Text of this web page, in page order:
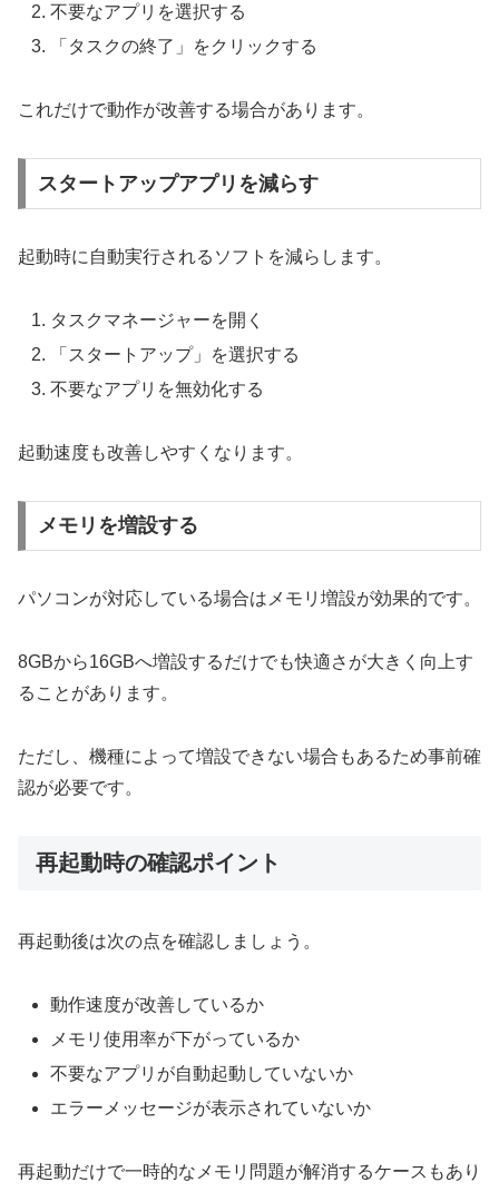
不要なアプリを選択する
「タスクの終了」をクリックする
これだけで動作が改善する場合があります。
スタートアップアプリを減らす
起動時に自動実行されるソフトを減らします。
タスクマネージャーを開く
「スタートアップ」を選択する
不要なアプリを無効化する
起動速度も改善しやすくなります。
メモリを増設する
パソコンが対応している場合はメモリ増設が効果的です。
8GBから16GBへ増設するだけでも快適さが大きく向上す
ることがあります。
ただし、機種によって増設できない場合もあるため事前確
認が必要です。
再起動時の確認ポイント
再起動後は次の点を確認しましょう。
動作速度が改善しているか
メモリ使用率が下がっているか
不要なアプリが自動起動していないか
エラーメッセージが表示されていないか
再起動だけで一時的なメモリ問題が解消するケースもあり